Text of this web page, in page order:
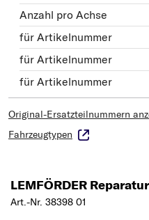
Anzahl pro Achse
für Artikelnummer
für Artikelnummer
für Artikelnummer
Original-Ersatzteilnummern
Fahrzeugtypen
LEMFÖRDER
Art.-Nr. 38398 01